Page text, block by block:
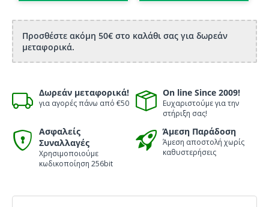
Προσθέστε ακόμη 50€ στο καλάθι σας για δωρεάν
μεταφορικά.
Δωρεάν μεταφορικά!
για αγορές πάνω από €50
On line Since 2009!
Ευχαριστούμε για την
στήριξη σας!
Ασφαλείς
Συναλλαγές
Χρησιμοποιούμε
κωδικοποίηση 256bit
Άμεση Παράδοση
Άμεση αποστολή χωρίς
καθυστερήσεις